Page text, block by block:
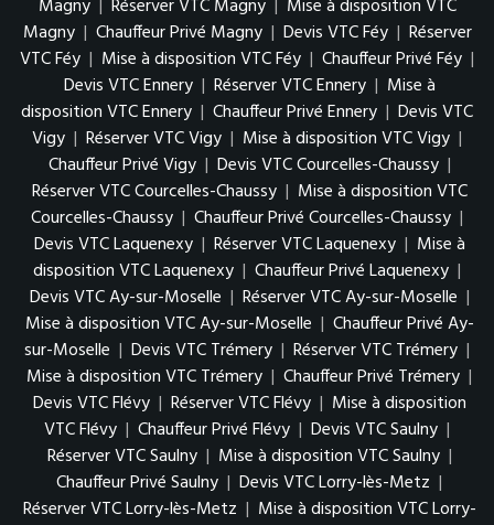
Magny Réserver VTC Magny
Mise à disposition VTC
Magny | Chauffeur Privé Magny | Devis VTC Féy | Réserver
VTC Féy | Mise à disposition VTC Féy | Chauffeur Privé Féy |
Devis VTC Ennery | Réserver VTC Ennery | Mise à
disposition VTC Ennery | Chauffeur Privé Ennery | Devis VTC
Vigy | Réserver VTC Vigy | Mise à disposition VTC Vigy |
Chauffeur Privé Vigy | Devis VTC Courcelles-Chaussy |
Réserver VTC Courcelles-Chaussy | Mise à disposition VTC
Courcelles-Chaussy | Chauffeur Privé Courcelles-Chaussy |
Devis VTC Laquenexy | Réserver VTC Laquenexy | Mise à
disposition VTC Laquenexy | Chauffeur Privé Laquenexy |
Devis VTC Ay-sur-Moselle | Réserver VTC Ay-sur-Moselle |
Mise à disposition VTC Ay-sur-Moselle | Chauffeur Privé Ay-
sur-Moselle | Devis VTC Trémery | Réserver VTC Trémery |
Mise à disposition VTC Trémery | Chauffeur Privé Trémery |
Devis VTC Flévy | Réserver VTC Flévy | Mise à disposition
VTC Flévy | Chauffeur Privé Flévy | Devis VTC Saulny |
Réserver VTC Saulny | Mise à disposition VTC Saulny |
Chauffeur Privé Saulny | Devis VTC Lorry-lès-Metz |
Réserver VTC Lorry-lès-Metz | Mise à disposition VTC Lorry-